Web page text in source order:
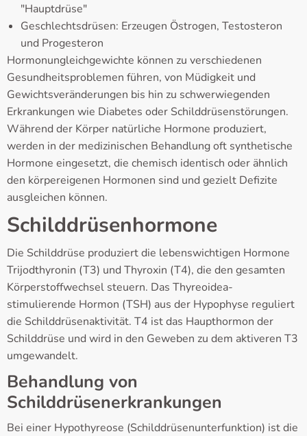
"Hauptdrüse"
Geschlechtsdrüsen: Erzeugen Östrogen, Testosteron
und Progesteron
Hormonungleichgewichte können zu verschiedenen
Gesundheitsproblemen führen, von Müdigkeit und
Gewichtsveränderungen bis hin zu schwerwiegenden
Erkrankungen wie Diabetes oder Schilddrüsenstörungen.
Während der Körper natürliche Hormone produziert,
werden in der medizinischen Behandlung oft synthetische
Hormone eingesetzt, die chemisch identisch oder ähnlich
den körpereigenen Hormonen sind und gezielt Defizite
ausgleichen können.
Schilddrüsenhormone
Die Schilddrüse produziert die lebenswichtigen Hormone
Trijodthyronin (T3) und Thyroxin (T4), die den gesamten
Körperstoffwechsel steuern. Das Thyreoidea-
stimulierende Hormon (TSH) aus der Hypophyse reguliert
die Schilddrüsenaktivität. T4 ist das Haupthormon der
Schilddrüse und wird in den Geweben zu dem aktiveren T3
umgewandelt.
Behandlung von
Schilddrüsenerkrankungen
Bei einer Hypothyreose (Schilddrüsenunterfunktion) ist die